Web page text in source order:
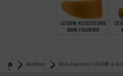
€
LEGO® ACCESSOIRE
MINI-FIGURINE
Boutique
Mini-Figurines LEGO® à
Chapeaux - Casques et Accessoires